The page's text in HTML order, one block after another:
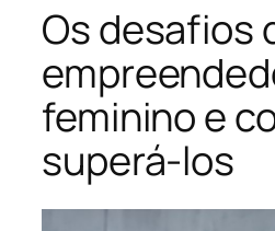
Os desafios
feminino e
superá-los